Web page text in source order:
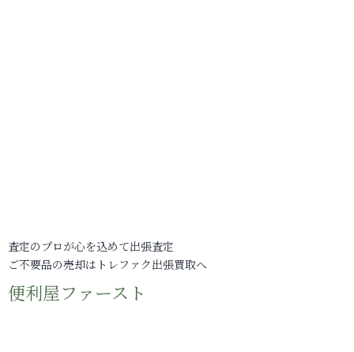
査定のプロが心を込めて出張査定
ご不要品の売却はトレファク出張買取へ
便利屋ファースト